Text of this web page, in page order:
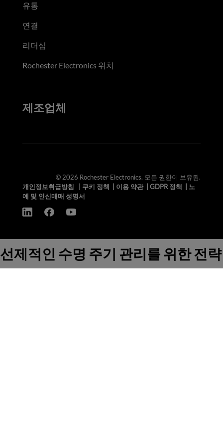
유통
연결
리더십
Rochester Electronics 위치
제조업체
© 2026 Rochester Electronics. 모든 권한이 보유됨.
개인정보취급방침
쿠키 정책 이용 약관| GDPR 정책
노
예 및 인신매매 성명서
선제적인 수명 주기 관리를 위한 전략